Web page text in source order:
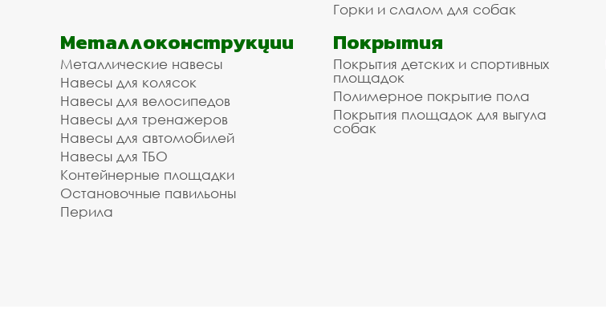
Горки и слалом для собак
Металлоконструкции
Металлические навесы
Навесы для колясок
Навесы для велосипедов
Навесы для тренажеров
Навесы для автомобилей
Навесы для ТБО
Контейнерные площадки
Остановочные павильоны
Перила
Покрытия
Покрытия детских и спортивных
площадок
Полимерное покрытие пола
Покрытия площадок для выгула
собак